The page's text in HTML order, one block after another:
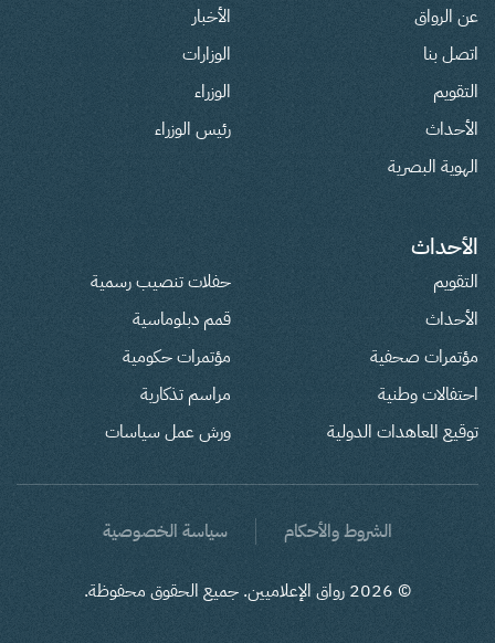
عن الرواق
اتصل بنا
التقويم
الأحداث
الهوية البصرية
الأخبار
الوزارات
الوزراء
رئيس الوزراء
الأحداث
التقويم
الأحداث
مؤتمرات صحفية
احتفالات وطنية
توقيع المعاهدات الدولية
حفلات تنصيب رسمية
قمم دبلوماسية
مؤتمرات حكومية
مراسم تذكارية
ورش عمل سياسات
الشروط والأحكام سياسة الخصوصية
©
2026 رواق الإعلاميين. جميع الحقوق محفوظة.